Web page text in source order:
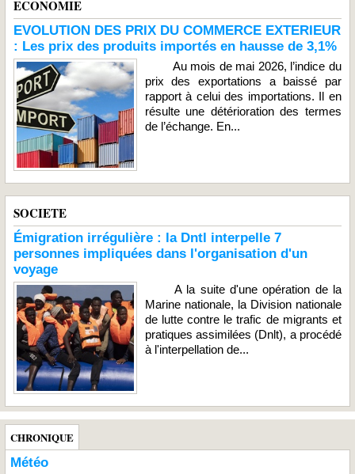
ECONOMIE
EVOLUTION DES PRIX DU COMMERCE EXTERIEUR
: Les prix des produits importés en hausse de 3,1%
Au mois de mai 2026, l’indice du
prix des exportations a baissé par
rapport à celui des importations. Il en
résulte une détérioration des termes
de l’échange. En...
SOCIETE
Émigration irrégulière : la Dntl interpelle 7
personnes impliquées dans l'organisation d'un
voyage
A la suite d'une opération de la
Marine nationale, la Division nationale
de lutte contre le trafic de migrants et
pratiques assimilées (Dnlt), a procédé
à l'interpellation de...
CHRONIQUE
Météo